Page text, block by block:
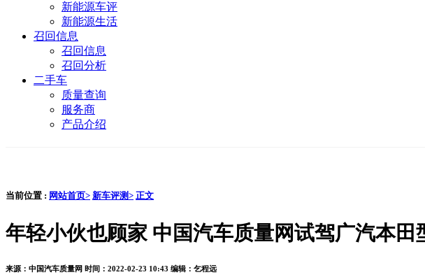
新能源车评
新能源生活
召回信息
召回信息
召回分析
二手车
质量查询
服务商
产品介绍
当前位置 : 网站首页> 新车评测> 正文
年轻小伙也顾家 中国汽车质量网试驾广汽本田
来源：中国汽车质量网 时间：2022-02-23 10:43 编辑：乞程远